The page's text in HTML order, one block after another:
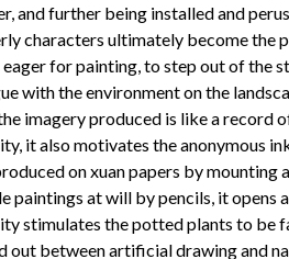
and further being installed and
characters ultimately become the
for painting, to step out of the
with the environment on the
imagery produced is like a record
it also motivates the anonymous
on xuan papers by
paintings at will by pencils, it opens
stimulates the potted plants to be
out between artificial drawing and